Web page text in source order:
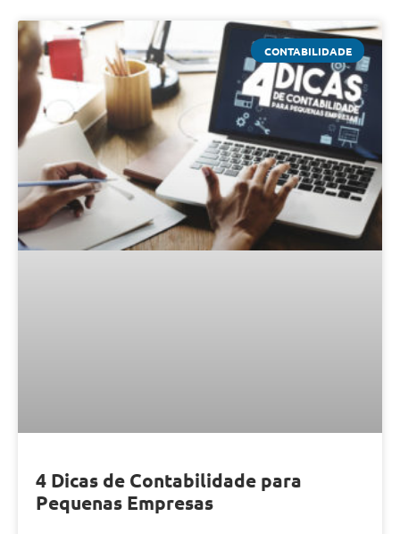
CONTABILIDADE
4 Dicas de Contabilidade para
Pequenas Empresas